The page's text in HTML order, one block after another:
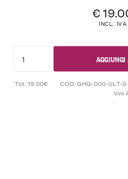
€
INCL. IVA
Tot: 19.00€ COD:GHG-000-ULT-0
Vini